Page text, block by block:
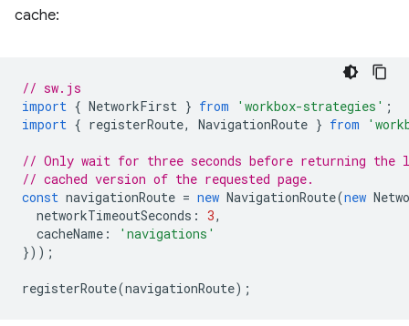
cache:
// sw.js
import { NetworkFirst } from 'workbox-strategies' ;
import { registerRoute, NavigationRoute } from
// Only wait for three seconds before returning the
// cached version of the requested page.
const navigationRoute = new NavigationRoute(new
networkTimeoutSeconds : 3,
cacheName :
'navigations'
}));
registerRoute(navigationRoute);